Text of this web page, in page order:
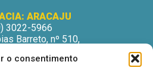
o consentimento
ARACAJU
3022-5966
Barreto, nº 510,
– Aracaju/SE